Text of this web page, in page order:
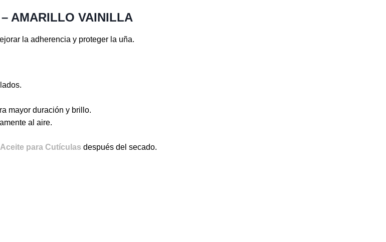
AMARILLO VAINILLA
la adherencia y proteger la uña.
mayor duración y brillo.
al aire.
Aceite para Cutículas después del secado.